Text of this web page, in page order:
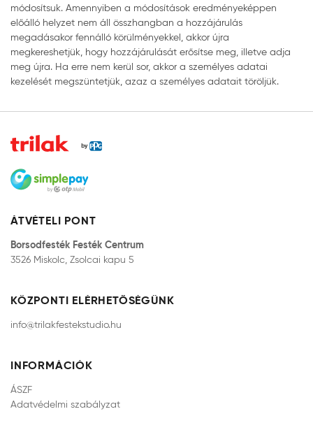
módosítsuk. Amennyiben a módosítások eredményeképpen
előálló helyzet nem áll összhangban a hozzájárulás
megadásakor fennálló körülményekkel, akkor újra
megkereshetjük, hogy hozzájárulását erősítse meg, illetve adja
meg újra. Ha erre nem kerül sor, akkor a személyes adatai
kezelését megszüntetjük, azaz a személyes adatait töröljük.
ÁTVÉTELI PONT
Borsodfesték Festék Centrum
3526 Miskolc, Zsolcai kapu 5
KÖZPONTI ELÉRHETŐSÉGÜNK
info@trilakfestekstudio.hu
INFORMÁCIÓK
ÁSZF
Adatvédelmi szabályzat